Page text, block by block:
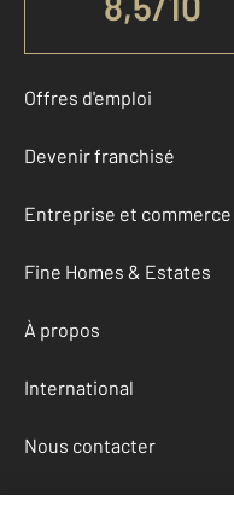
Offres d'emploi
Devenir franchisé
Entreprise et commerce
Fine Homes & Estates
À propos
International
Nous contacter